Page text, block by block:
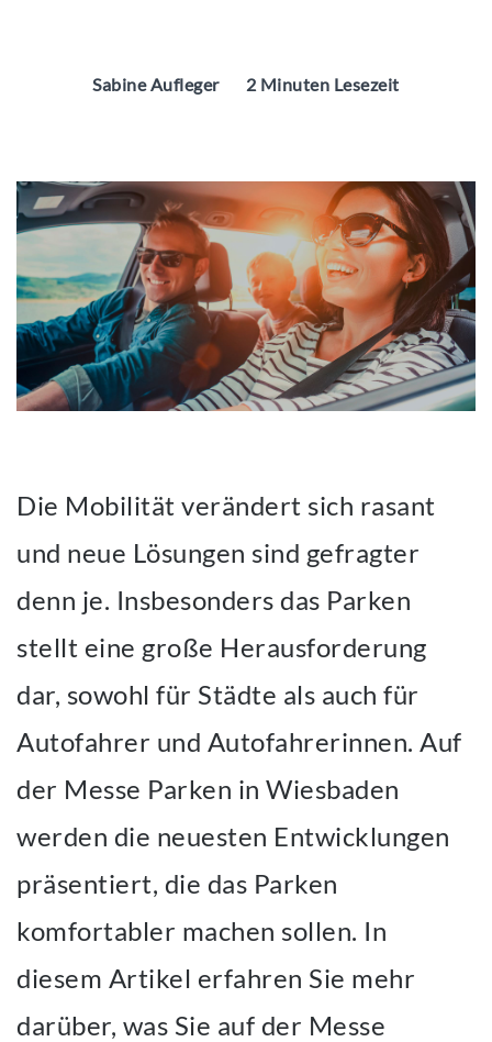
Sabine Aufleger 2 Minuten Lesezeit
Die Mobilität verändert sich rasant
und neue Lösungen sind gefragter
denn je. Insbesonders das Parken
stellt eine große Herausforderung
dar, sowohl für Städte als auch für
Autofahrer und Autofahrerinnen. Auf
der Messe Parken in Wiesbaden
werden die neuesten Entwicklungen
präsentiert, die das Parken
komfortabler machen sollen. In
diesem Artikel erfahren Sie mehr
darüber, was Sie auf der Messe